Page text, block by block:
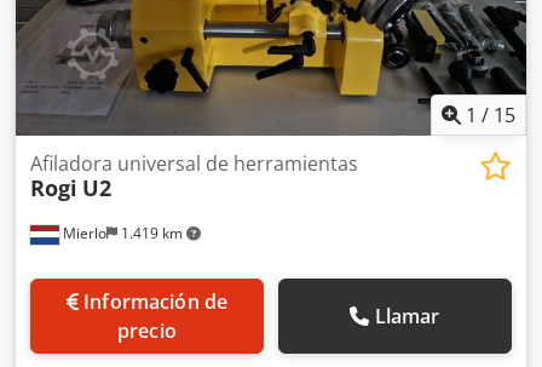
1 / 15
Mierlo 1.419 km
Afiladora universal de herramientas
Rogi U2
Información de
precio
Llamar